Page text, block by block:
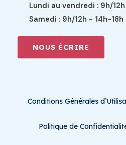
Lundi au vendredi : 9h/
Samedi : 9h/12h - 14h-18h
NOUS ÉCRIRE
Conditions Générales
Politique de